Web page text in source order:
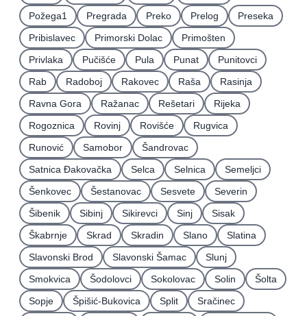
Požega1
Pregrada Preko Prelog
Preseka
Pribislavec
Primorski Dolac
Primošten
Privlaka
Pučišće Pula Punat
Punitovci
Rab
Radoboj Rakovec Raša
Rasinja
Ravna Gora
Ražanac Rešetari
Rijeka
Rogoznica
Rovinj Rovišće
Rugvica
Runović
Samobor
Šandrovac
Satnica Ðakovačka
Selca Selnica
Semeljci
Šenkovec
Šestanovac Sesvete
Severin
Šibenik
Sibinj Sikirevci Sinj
Sisak
Škabrnje
Skrad Skradin Slano
Slatina
Slavonski Brod
Slavonski Šamac
Slunj
Smokvica
Šodolovci Sokolovac Solin
Šolta
Sopje
Špišić-Bukovica Split
Sračinec